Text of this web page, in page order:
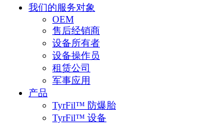
我们的服务对象
OEM
售后经销商
设备所有者
设备操作员
租赁公司
军事应用
产品
TyrFil™ 防爆胎
TyrFil™ 设备